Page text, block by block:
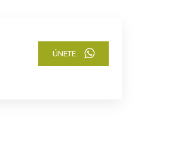
ÚNETE